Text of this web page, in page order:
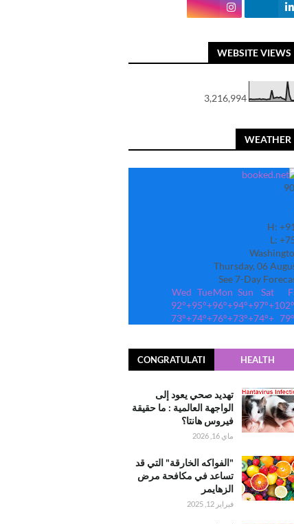
WEBSITE VIEWS
3,216,994
WEATHER
90
H: +
L: +
Thursday, 06
See 7-Day
Sat
Sun
Mon
Tue
Wed
102°
+
97°
+
94°
+
96°
+
95°
+
92°
79°
+
74°
+
73°
+
76°
+
74°
+
73°
HEALTH
CONGRATULATI
تهديد صحي يعود إلى
الواجهة العالمية : ما حقيقة
فيروس هانتا؟
ماي 16, 2026
"الفواكه الخارقة" التي قد
تساعد في مكافحة مرض
الزهايمر
فبراير 12, 2025